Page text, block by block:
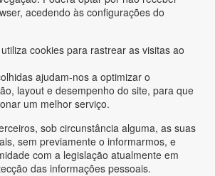
acedendo às configurações do
cookies para rastrear as visitas ao
ajudam-nos a optimizar o
layout e desempenho do site, para que
um melhor serviço.
sob circunstância alguma, as suas
sem previamente o informarmos, e
com a legislação atualmente em
das informações pessoais.